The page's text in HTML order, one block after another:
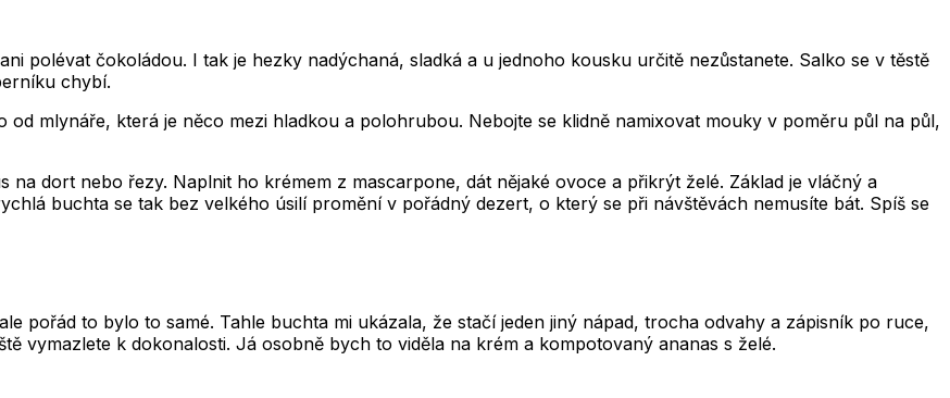
polévat čokoládou. I tak je hezky nadýchaná, sladká a u jednoho kousku určitě nezůstanete. Salko se v těstě
chybí.
mlynáře, která je něco mezi hladkou a polohrubou. Nebojte se klidně namixovat mouky v poměru půl na půl,
dort nebo řezy. Naplnit ho krémem z mascarpone, dát nějaké ovoce a přikrýt želé. Základ je vláčný a
buchta se tak bez velkého úsilí promění v pořádný dezert, o který se při návštěvách nemusíte bát. Spíš se
pořád to bylo to samé. Tahle buchta mi ukázala, že stačí jeden jiný nápad, trocha odvahy a zápisník po ruce,
vymazlete k dokonalosti. Já osobně bych to viděla na krém a kompotovaný ananas s želé.